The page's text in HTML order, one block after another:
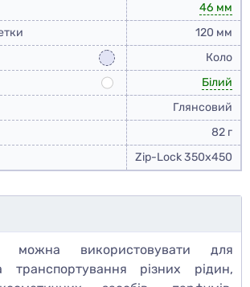
46 мм
120 мм
Коло
Білий
Глянсовий
82 г
Zip-Lock 350x450
використовувати для
транспортування різних рідин,